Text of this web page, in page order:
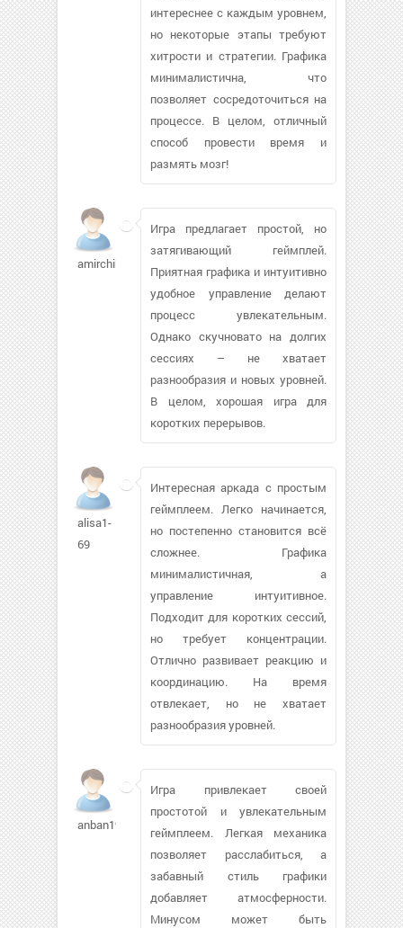
интереснее с каждым уровнем,
но некоторые этапы требуют
хитрости и стратегии. Графика
минималистична, что
позволяет сосредоточиться на
процессе. В целом, отличный
способ провести время и
размять мозг!
amirchik6
Игра предлагает простой, но
затягивающий геймплей.
Приятная графика и интуитивно
удобное управление делают
процесс увлекательным.
Однако скучновато на долгих
сессиях – не хватает
разнообразия и новых уровней.
В целом, хорошая игра для
коротких перерывов.
alisa1-
69
Интересная аркада с простым
геймплеем. Легко начинается,
но постепенно становится всё
сложнее. Графика
минималистичная, а
управление интуитивное.
Подходит для коротких сессий,
но требует концентрации.
Отлично развивает реакцию и
координацию. На время
отвлекает, но не хватает
разнообразия уровней.
anban1982368
Игра привлекает своей
простотой и увлекательным
геймплеем. Легкая механика
позволяет расслабиться, а
забавный стиль графики
добавляет атмосферности.
Минусом может быть